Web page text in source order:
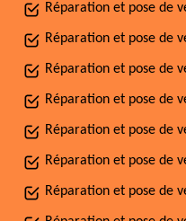
Réparation et pose de
Réparation et pose de
Réparation et pose de
Réparation et pose de
Réparation et pose de
Réparation et pose de
Réparation et pose de